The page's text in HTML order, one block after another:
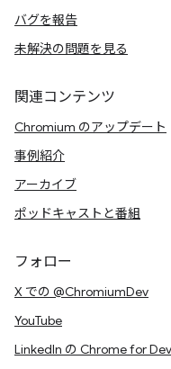
バグを報告
未解決の問題を見る
関連コンテンツ
Chromium のアップデート
事例紹介
アーカイブ
ポッドキャストと番組
フォロー
X での @ChromiumDev
YouTube
LinkedIn の Chrome for